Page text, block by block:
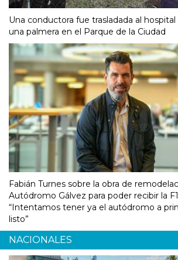
Una conductora fue trasladada al
una palmera en el Parque de la Ciudad
Fabián Turnes sobre la obra de
Autódromo Gálvez para poder recibir la
“Intentamos tener ya el autódromo a
listo”
NACIONALES